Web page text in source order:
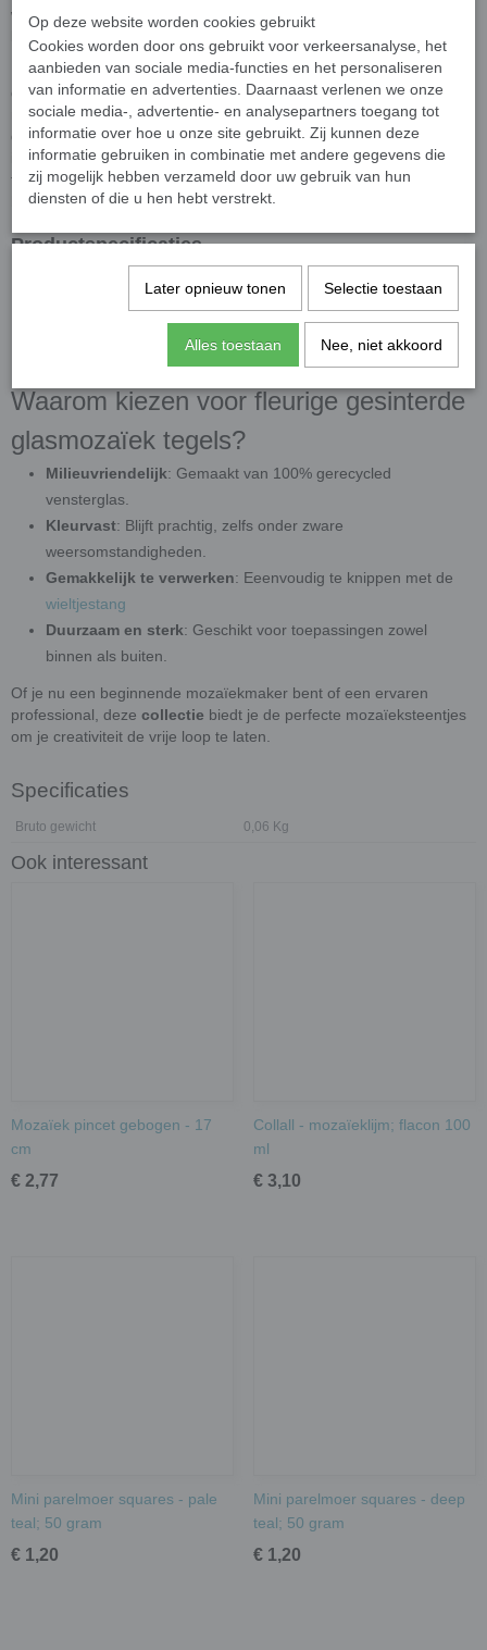
waardoor ze perfect zijn voor zowel binnen- als
buitentoepassingen.
Dankzij het gesinterde productieproces zijn deze mozaïeksteentjes
gemakkelijk met een wieltjes-kniptang te knippen. De
mozaïeksteentjes hebben een parelmoer glad, egale oppervlak
dat het licht prachtig reflecteert en breekt, waardoor de kleuren
intens en levendig zijn. De diverse tinten en tonen maken deze
tegels een uitstekende keuze voor mozaïekwerk voor zowel
beginners als gevorderden
Productspecificaties
: Diverse fleurige kleuren
Waarom kiezen voor fleurige gesinterde
glasmozaïek tegels?
Milieuvriendelijk: Gemaakt van 100% gerecycled
vensterglas.
Kleurvast: Blijft prachtig, zelfs onder zware
weersomstandigheden.
Gemakkelijk te verwerken: Eeenvoudig te knippen met de
wieltjestang
Duurzaam en sterk: Geschikt voor toepassingen zowel
binnen als buiten.
Of je nu een beginnende mozaïekmaker bent of een ervaren
professional, deze collectie biedt je de perfecte mozaïeksteentjes
om je creativiteit de vrije loop te laten.
Specificaties
Bruto gewicht 0,06 Kg
Ook interessant
Mozaïek pincet gebogen - 17
cm
€ 2,77
Collall - mozaïeklijm; flacon 100
ml
€ 3,10
Mini parelmoer squares - pale
teal; 50 gram
€ 1,20
Mini parelmoer squares - deep
teal; 50 gram
€ 1,20
Op deze website worden cookies gebruikt
Cookies worden door ons gebruikt voor verkeersanalyse, het
aanbieden van sociale media-functies en het personaliseren
van informatie en advertenties. Daarnaast verlenen we onze
sociale media-, advertentie- en analysepartners toegang tot
informatie over hoe u onze site gebruikt. Zij kunnen deze
informatie gebruiken in combinatie met andere gegevens die
zij mogelijk hebben verzameld door uw gebruik van hun
diensten of die u hen hebt verstrekt.
Later opnieuw tonen Selectie toestaan
Alles toestaan Nee, niet akkoord